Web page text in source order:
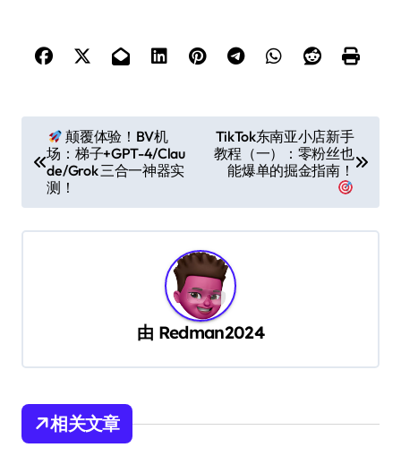
章
颠覆体验！BV机
场：梯子+GPT-4/Clau
de/Grok 三合一神器实
测！
TikTok东南亚小店新手
教程（一）：零粉丝也
能爆单的掘金指南！
由 Redman2024
相关文章